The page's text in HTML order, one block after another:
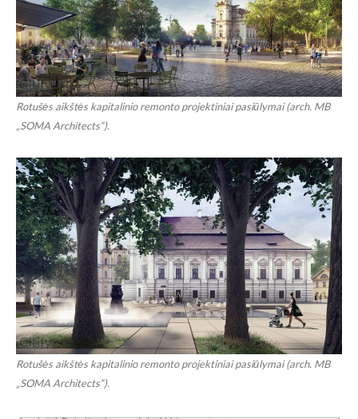
Rotušės aikštės kapitalinio remonto projektiniai pasiūlymai (arch. MB
„SOMA Architects“).
Rotušės aikštės kapitalinio remonto projektiniai pasiūlymai (arch. MB
„SOMA Architects“).